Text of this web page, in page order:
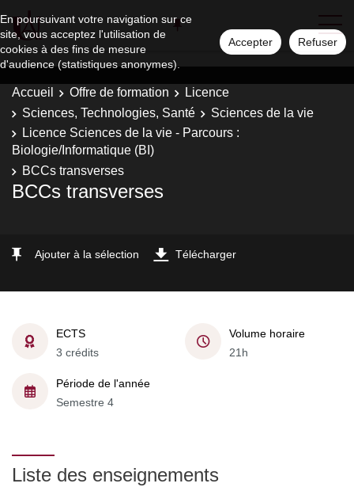
En poursuivant votre navigation sur ce
site, vous acceptez l'utilisation de
cookies à des fins de mesure
d'audience (statistiques anonymes).
Accepter Refuser
Accueil Offre de formation
Licence
Sciences, Technologies, Santé
Sciences de la vie
Licence Sciences de la vie - Parcours :
Biologie/Informatique (BI)
BCCs transverses
BCCs transverses
Ajouter à la sélection Télécharger
ECTS
3 crédits
Volume horaire
21h
Période de l'année
Semestre 4
Liste des enseignements